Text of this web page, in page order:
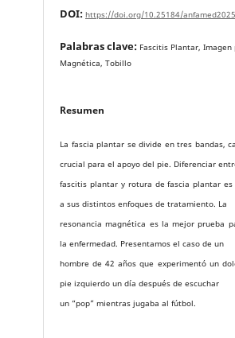
DOI: https://doi.org/10.25184/
Palabras clave: Fascitis Plantar, Imagen
Magnética, Tobillo
Resumen
La fascia plantar se divide en tres bandas,
crucial para el apoyo del pie. Diferenciar
fascitis plantar y rotura de fascia plantar es
a sus distintos enfoques de tratamiento. La
resonancia magnética es la mejor prueba
la enfermedad. Presentamos el caso de un
hombre de 42 años que experimentó un
pie izquierdo un día después de escuchar
un “pop” mientras jugaba al fútbol.